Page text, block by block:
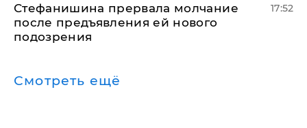
Стефанишина прервала молчание
после предъявления ей нового
подозрения
17:52
Смотреть ещё